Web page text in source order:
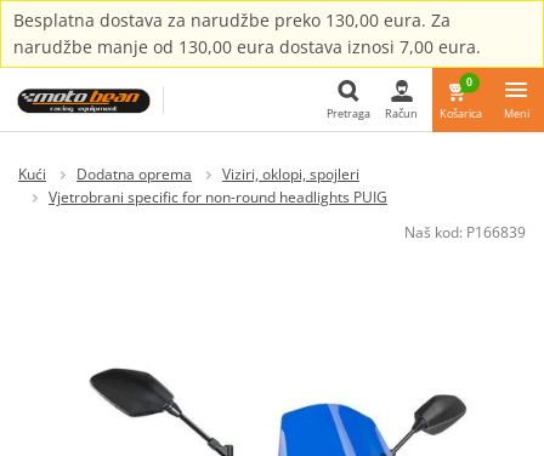
Besplatna dostava za narudžbe preko 130,00 eura. Za
narudžbe manje od 130,00 eura dostava iznosi 7,00 eura.
Pretraga Račun
0
Košarica Meni
Kući Dodatna oprema
Viziri, oklopi, spojleri
Vjetrobrani specific for non-round headlights PUIG
Naš kod: P166839